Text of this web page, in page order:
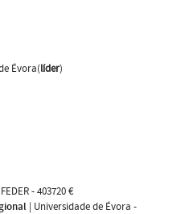
Évora(líder)
FEDER - 403720 €
| Universidade de Évora -